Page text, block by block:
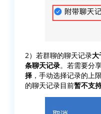
2）若群聊的聊天记录大
条聊天记录。若需要分
择 ，手动选择记录的上
的聊天记录目前暂不支